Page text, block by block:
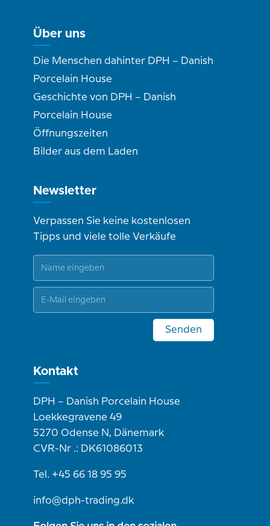
Über uns
Die Menschen dahinter DPH – Danish
Porcelain House
Geschichte von DPH – Danish
Porcelain House
Öffnungszeiten
Bilder aus dem Laden
Newsletter
Verpassen Sie keine kostenlosen
Tipps und viele tolle Verkäufe
Senden
Kontakt
DPH – Danish Porcelain House
Loekkegravene 49
5270 Odense N, Dänemark
CVR-Nr .: DK61086013
Tel. +45 66 18 95 95
info@dph-trading.dk